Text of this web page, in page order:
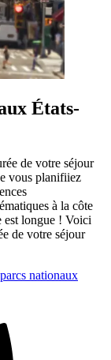
États-
de votre séjour
vous planifiiez
à la côte
est longue ! Voici
de votre séjour
nationaux